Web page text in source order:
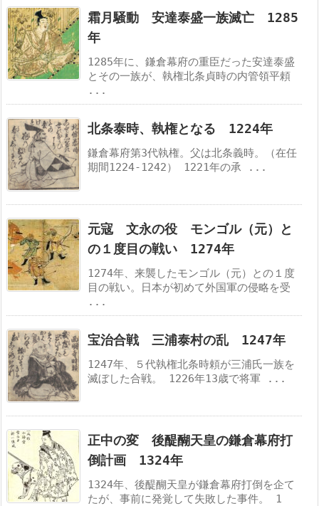
霜月騒動 安達泰盛一族滅亡 1285
年
1285年に、鎌倉幕府の重臣だった安達泰盛
とその一族が、執権北条貞時の内管領平頼
...
北条泰時、執権となる 1224年
鎌倉幕府第3代執権。父は北条義時。（在任
期間1224-1242） 1221年の承 ...
元寇 文永の役 モンゴル（元）と
の１度目の戦い 1274年
1274年、来襲したモンゴル（元）との１度
目の戦い。日本が初めて外国軍の侵略を受
...
宝治合戦 三浦泰村の乱 1247年
1247年、５代執権北条時頼が三浦氏一族を
滅ぼした合戦。 1226年13歳で将軍 ...
正中の変 後醍醐天皇の鎌倉幕府打
倒計画 1324年
1324年、後醍醐天皇が鎌倉幕府打倒を企て
たが、事前に発覚して失敗した事件。 1